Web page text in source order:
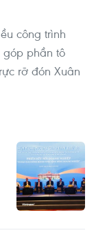
công trình
phần tô
rỡ đón Xuân